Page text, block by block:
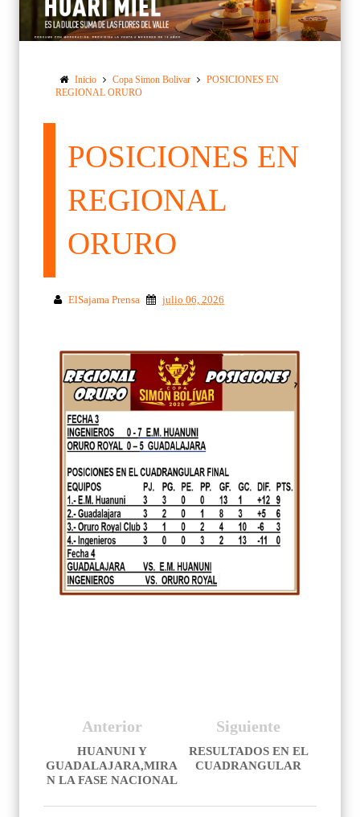
Inicio Copa Simon Bolivar
POSICIONES EN
REGIONAL ORURO
POSICIONES EN
REGIONAL
ORURO
ElSajama Prensa julio 06, 2026
Siguiente
RESULTADOS EN EL
CUADRANGULAR
Anterior
HUANUNI Y
GUADALAJARA,MIRA
N LA FASE NACIONAL